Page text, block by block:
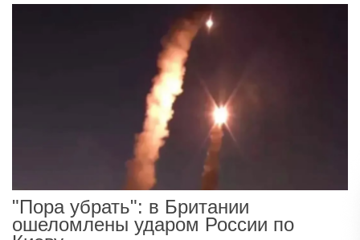
"Пора убрать": в Британии
ошеломлены ударом России по